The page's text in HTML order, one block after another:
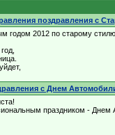
поздравления с
годом 2012 по старому стилю
с Днем
праздником - Днем